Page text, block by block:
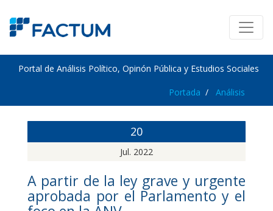
Portal de Análisis Político, Opinón Pública y Estudios Sociales
Portada Análisis
20
Jul. 2022
A partir de la ley grave y urgente
aprobada por el Parlamento y el